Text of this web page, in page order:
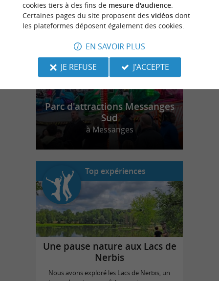
n
o
t
r
e
c
o
u
p
d
e
c
o
e
u
r
Parc d'attractions Messanges
Sud
à Messanges
Top expériences
Une pause nature aux Lacs de
Nerbis
Nous avons exploré les Lacs de Nerbis, un
cookies tiers à des fins de mesure d'audience.
Certaines pages du site proposent des vidéosdont
les plateformes déposent également des cookies.
EN SAVOIR PLUS
JE REFUSE
J'ACCEPTE